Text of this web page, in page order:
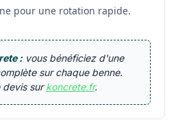
pour une rotation rapide.
:vous bénéficiez d'une
sur chaque benne.
devis surkoncrete.fr.